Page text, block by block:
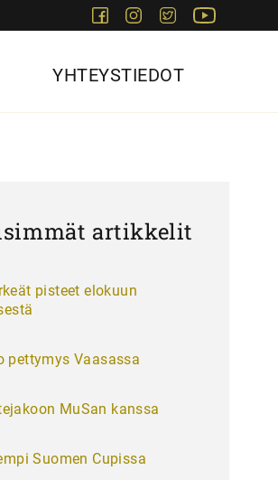
FacebookInstagram
Twitter
YHTEYSTIEDOT
artikkelit
pisteet elokuun
pettymys Vaasassa
MuSan kanssa
Suomen Cupissa